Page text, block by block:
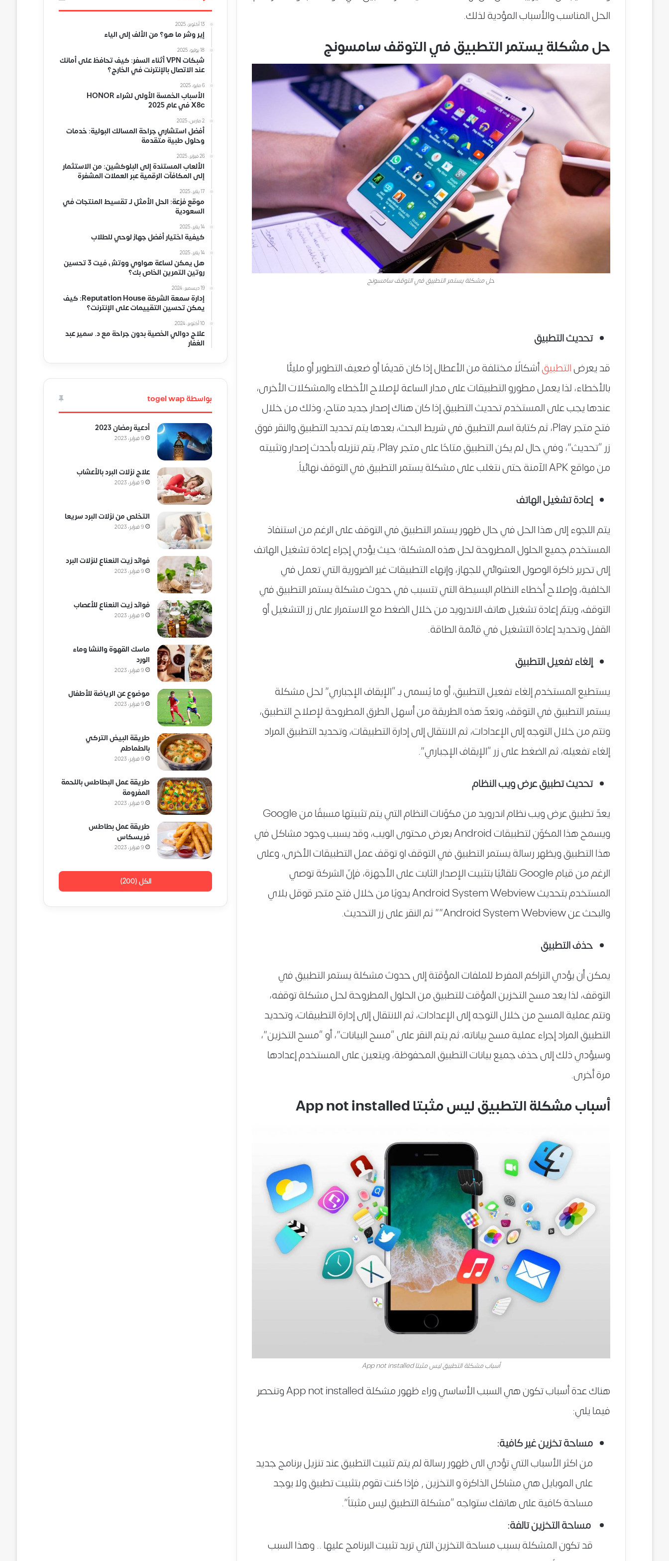
الحل المناسب والأسباب المؤدية لذلك.
حل مشكلة يستمر التطبيق في التوقف سامسونج
حل مشكلة يستمر التطبيق في التوقف سامسونج
تحديث التطبيق
قد يعرضالتطبيقأشكالًا مختلفة من الأعطال إذا كان قديمًا أو ضعيف التطوير أو مليئًا
بالأخطاء، لذا يعمل مطورو التطبيقات على مدار الساعة لإصلاح الأخطاء والمشكلات الأخرى،
عندها يجب على المستخدم تحديث التطبيق إذا كان هناك إصدار جديد متاح، وذلك من خلال
فتح متجر Play، ثم كتابة اسم التطبيق في شريط البحث، بعدها يتم تحديد التطبيق والنقر فوق
زر “تحديث”، وفي حال لم يكن التطبيق متاحًا على متجر Play، يتم تنزيله بأحدث إصدار وتثبيته
من مواقع APK الآمنة حتى نتغلب على مشكلة يستمر التطبيق في التوقف نهائياً.
إعادة تشغيل الهاتف
يتم اللجوء إلى هذا الحل في حال ظهور يستمر التطبيق في التوقف على الرغم من استنفاذ
المستخدم جميع الحلول المطروحة لحل هذه المشكلة؛ حيث يؤدي إجراء إعادة تشغيل الهاتف
إلى تحرير ذاكرة الوصول العشوائي للجهاز، وإنهاء التطبيقات غير الضرورية التي تعمل في
الخلفية، وإصلاح أخطاء النظام البسيطة التي تتسبب في حدوث مشكلة يستمر التطبيق في
التوقف، ويتمّ إعادة تشغيل هاتف الاندرويد من خلال الضغط مع الاستمرار على زر التشغيل أو
القفل وتحديد إعادة التشغيل في قائمة الطاقة.
إلغاء تفعيل التطبيق
يستطيع المستخدم إلغاء تفعيل التطبيق، أو ما يُسمى بـ “الإيقاف الإجباري” لحل مشكلة
يستمر التطبيق في التوقف، وتعدّ هذه الطريقة من أسهل الطرق المطروحة لإصلاح التطبيق،
وتتم من خلال التوجه إلى الإعدادات، ثم الانتقال إلى إدارة التطبيقات، وتحديد التطبيق المراد
إلغاء تفعيله، ثم الضغط على زر “الإيقاف الإجباري”.
تحديث تطبيق عرض ويب النظام
يعدّ تطبيق عرض ويب نظام اندرويد من مكوّنات النظام التي يتم تثبيتها مسبقًا من Google
ويسمح هذا المكوّن لتطبيقات Android بعرض محتوى الويب، وقد يسبب وجود مشاكل في
هذا التطبيق ويظهر رسالة يستمر التطبيق في التوقف او توقف عمل التطبيقات الأخرى، وعلى
الرغم من قيام Google تلقائيًا بتثبيت الإصدار الثابت على الأجهزة، فإنّ الشركة توصي
المستخدم بتحديث Android System Webview يدويًا من خلال فتح متجر قوقل بلاي
والبحث عن Android System Webview”” ثم النقر على زر التحديث.
حذف التطبيق
يمكن أن يؤدي التراكم المفرط للملفات المؤقتة إلى حدوث مشكلة يستمر التطبيق في
التوقف، لذا يعد مسح التخزين المؤقت للتطبيق من الحلول المطروحة لحل مشكلة توقفه،
وتتم عملية المسح من خلال التوجه إلى الإعدادات، ثم الانتقال إلى إدارة التطبيقات، وتحديد
التطبيق المراد إجراء عملية مسح بياناته، ثم يتم النقر على “مسح البيانات”، أو “مسح التخزين”،
وسيؤدي ذلك إلى حذف جميع بيانات التطبيق المحفوظة، ويتعين على المستخدم إعدادها
مرة أخرى.
أسباب مشكلة التطبيق ليس مثبتا App not installed
أسباب مشكلة التطبيق ليس مثبتا App not installed
هناك عدة أسباب تكون هي السبب الأساسي وراء ظهور مشكلة App not installed وتنحصر
فيما يلي:
مساحة تخزين غير كافية:
من اكثر الأسباب التي تؤدي الى ظهور رسالة لم يتم تثبيت التطبيق عند تنزيل برنامج جديد
على الموبايل هي مشاكل الذاكرة و التخزين , فإذا كنت تقوم بتثبيت تطبيق ولا يوجد
مساحة كافية على هاتفك ستواجه “مشكلة التطبيق ليس مثبتاً”.
مساحة التخزين تالفة:
قد تكون المشكلة بسبب مساحة التخزين التي تريد تثبيت البرنامج عليها .. وهذا السبب
13 أكتوبر، 2025
إير وشر ما هو؟ من الألف إلى الياء
18 يوليو، 2025
شبكات VPN أثناء السفر: كيف تحافظ على أمانك
عند الاتصال بالإنترنت في الخارج؟
6 مايو، 2025
الأسباب الخمسة الأولى لشراء HONOR
X8c في عام 2025
2 مارس، 2025
أفضل استشاري جراحة المسالك البولية: خدمات
وحلول طبية متقدمة
26 فبراير، 2025
الألعاب المستندة إلى البلوكشين: من الاستثمار
إلى المكافآت الرقمية عبر العملات المشفرة
17 يناير، 2025
موقع فزعة: الحل الأمثل لـ تقسيط المنتجات في
السعودية
14 يناير، 2025
كيفية اختيار أفضل جهاز لوحي للطلاب
14 يناير، 2025
هل يمكن لساعة هواوي ووتش فيت 3 تحسين
روتين التمرين الخاص بك؟
19 ديسمبر، 2024
إدارة سمعة الشركة Reputation House: كيف
يمكن تحسين التقييمات على الإنترنت؟
10 أكتوبر، 2024
علاج دوالي الخصية بدون جراحة مع د. سمير عبد
الغفار
بواسطة togel wap
أدعية رمضان 2023
9 فبراير، 2023
علاج نزلات البرد بالأعشاب
9 فبراير، 2023
التخلص من نزلات البرد سريعا
9 فبراير، 2023
فوائد زيت النعناع لنزلات البرد
9 فبراير، 2023
فوائد زيت النعناع للأعصاب
9 فبراير، 2023
ماسك القهوة والنشا وماء
الورد
9 فبراير، 2023
موضوع عن الرياضة للأطفال
9 فبراير، 2023
طريقة البيض التركي
بالطماطم
9 فبراير، 2023
طريقة عمل البطاطس باللحمة
المفرومة
9 فبراير، 2023
طريقة عمل بطاطس
فريسكاس
9 فبراير، 2023
الكل (200)